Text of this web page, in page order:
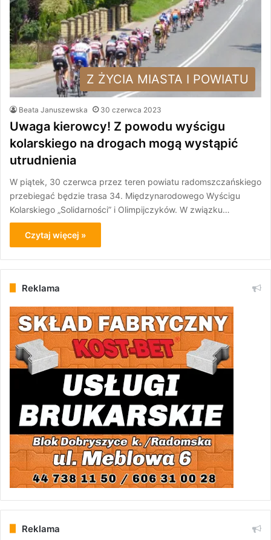
Z ŻYCIA MIASTA I POWIATU
Beata Januszewska 30 czerwca 2023
Uwaga kierowcy! Z powodu wyścigu
kolarskiego na drogach mogą wystąpić
utrudnienia
W piątek, 30 czerwca przez teren powiatu radomszczańskiego
przebiegać będzie trasa 34. Międzynarodowego Wyścigu
Kolarskiego „Solidarności” i Olimpijczyków. W związku…
Czytaj więcej »
Reklama
Reklama